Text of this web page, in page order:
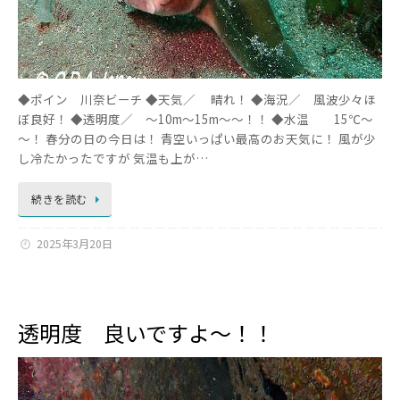
◆ポイン 川奈ビーチ ◆天気／ 晴れ！ ◆海況／ 風波少々ほ
ぼ良好！ ◆透明度／ ～10m～15m～～！！ ◆水温 15℃～
～！ 春分の日の今日は！ 青空いっぱい最高のお天気に！ 風が少
し冷たかったですが 気温も上が…
続きを読む
2025年3月20日
透明度 良いですよ～！！